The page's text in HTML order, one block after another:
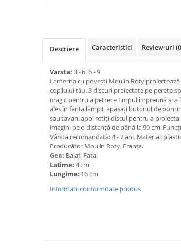
Descriere Caracteristici Review-uri
Varsta: 3 - 6, 6 - 9
Lanterna cu povești Moulin Roty
copilului tău. 3 discuri proiectate pe perete
magic pentru a petrece timpul împreună și
ales în fanta lămpii, apasați butonul de
sau tavan, apoi rotiți discul pentru a
imagini pe o distanță de până la 90 cm.
Vârsta recomandată: 4 - 7 ani. Material:
Producător Moulin Roty, Franța.
Gen: Baiat, Fata
Latime: 4 cm
Lungime: 16 cm
Informatii conformitate produs